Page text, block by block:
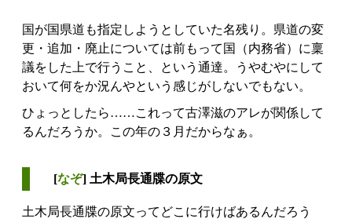
国が国県道も指定しようとしていた名残り。県道の変
更・追加・廃止については前もって国（内務省）に稟
議をした上で行うこと、という通達。うやむやにして
おいて何をか況んやという感じがしないでもない。
ひょっとしたら……これって古澤滋のアレが関係して
るんだろうか。この年の３月だからなぁ。
[なぞ] 土木局長通牒の原文
土木局長通牒の原文ってどこに行けばあるんだろう